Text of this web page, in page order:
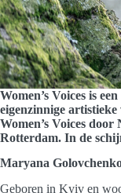
Women’s Voices is
eigenzinnige
Women’s Voices
Rotterdam. In de
Maryana
Geboren in Kyiv en